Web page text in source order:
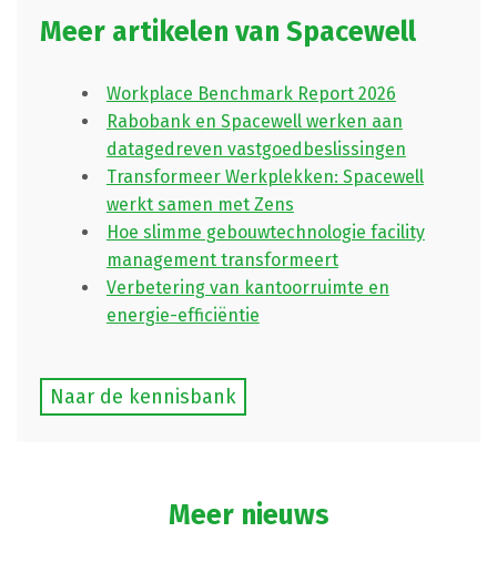
Meer artikelen van Spacewell
Workplace Benchmark Report 2026
Rabobank en Spacewell werken aan
datagedreven vastgoedbeslissingen
Transformeer Werkplekken: Spacewell
werkt samen met Zens
Hoe slimme gebouwtechnologie facility
management transformeert
Verbetering van kantoorruimte en
energie-efficiëntie
Naar de kennisbank
Meer nieuws